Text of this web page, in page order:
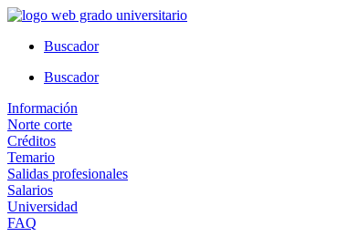
Ir
contenidoBuscador
Buscador
Información
Norte corte
Créditos
Temario
Salidas profesionales
Salarios
Universidad
FAQ